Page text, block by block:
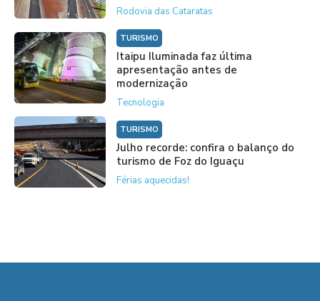
Rodovia das Cataratas
TURISMO
Itaipu Iluminada faz última
apresentação antes de
modernização
Tecnologia
TURISMO
Julho recorde: confira o balanço do
turismo de Foz do Iguaçu
Férias aquecidas!